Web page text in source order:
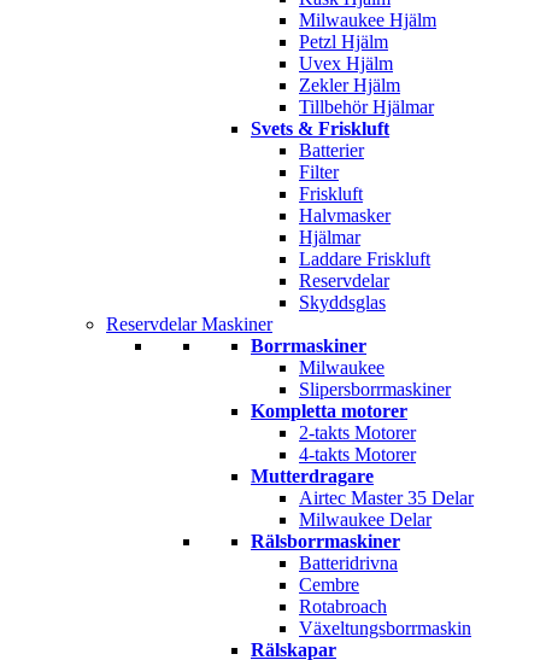
Milwaukee Hjälm
Petzl Hjälm
Uvex Hjälm
Zekler Hjälm
Tillbehör Hjälmar
Svets & Friskluft
Batterier
Filter
Friskluft
Halvmasker
Hjälmar
Laddare Friskluft
Reservdelar
Skyddsglas
Reservdelar Maskiner
Borrmaskiner
Milwaukee
Slipersborrmaskiner
Kompletta motorer
2-takts Motorer
4-takts Motorer
Mutterdragare
Airtec Master 35 Delar
Milwaukee Delar
Rälsborrmaskiner
Batteridrivna
Cembre
Rotabroach
Växeltungsborrmaskin
Rälskapar